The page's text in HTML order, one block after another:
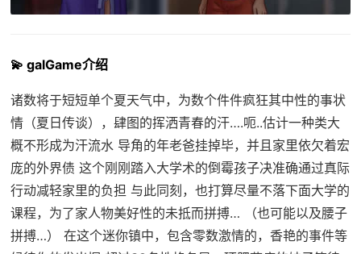
💫 galGame介绍
诸数将于短短单个夏天气中，为数个件件疯狂其中性的事状
情（夏日传谈），肆图的挥洒青春的汗….呃..估计一种类大
概不形成为汗流水 导角的年老爸挂掉毕，并且家里依欠着宏
庞的外界债 这个刚刚踏入大学术的倒霉孩子决准确通过真际
行动减轻家里的负担 与此同刻，也打算尽量不落下面大学的
课程，为了家人物美好性的未抵而拼搏… （也可能以及腰子
拼搏…） 在这个迷你镇中，包含零数激情的，香艳的事件等